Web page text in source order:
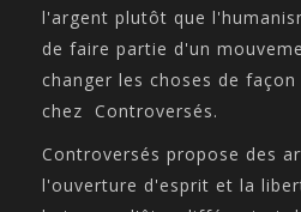
l'argent plutôt que
de faire partie d'un
changer les choses de
chez Controversés.
Controversés propose des
l'ouverture d'esprit et la